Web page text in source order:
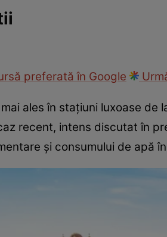
preferată în Google
mai ales în stațiuni luxoase de
recent, intens discutat în
și consumului de apă